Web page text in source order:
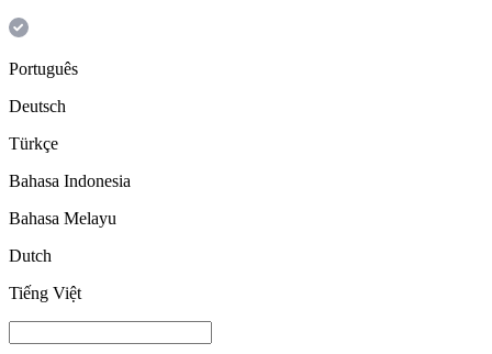
Português
Deutsch
Türkçe
Bahasa Indonesia
Bahasa Melayu
Dutch
Tiếng Việt